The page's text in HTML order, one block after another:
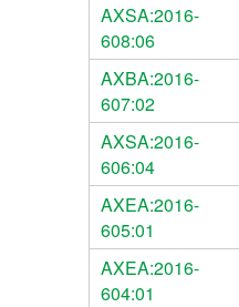
AXSA:2016-
608:06
AXBA:2016-
607:02
AXSA:2016-
606:04
AXEA:2016-
605:01
AXEA:2016-
604:01